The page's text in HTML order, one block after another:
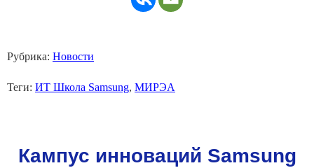
Рубрика: Новости
Теги: ИТ Школа Samsung, МИРЭА
Кампус инноваций Samsung